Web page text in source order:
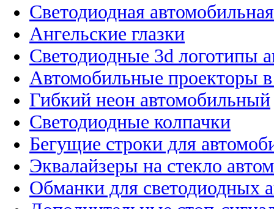
Светодиодная
Ангельские глазки
Светодиодные 3d логотипы
Автомобильные проекторы
Гибкий неон автомобильный
Светодиодные колпачки
Бегущие строки для
Эквалайзеры на стекло
Обманки для светодиодных